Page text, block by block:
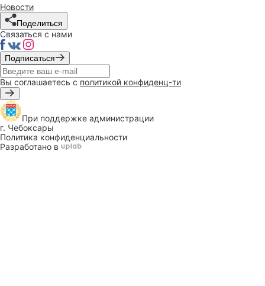
Новости
Поделиться
Связаться с нами
Подписаться
Вы соглашаетесь с политикой конфиденц-ти
При поддержке администрации
г. Чебоксары
Политика конфиденциальности
Разработано в